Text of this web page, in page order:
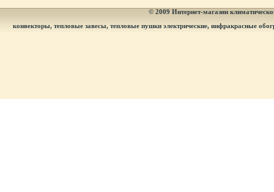
© 2009 Интернет-магазин
конвекторы, тепловые завесы, тепловые пушки электрические, инфракрасные